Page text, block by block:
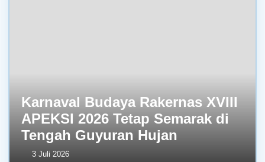
Karnaval Budaya Rakernas XVIII
APEKSI 2026 Tetap Semarak di
Tengah Guyuran Hujan
3 Juli 2026